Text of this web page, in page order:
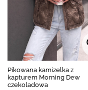
Pikowana kamizelka z
kapturem Morning Dew
czekoladowa